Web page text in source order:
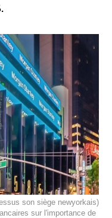
son siège newyorkais)
sur l'importance de